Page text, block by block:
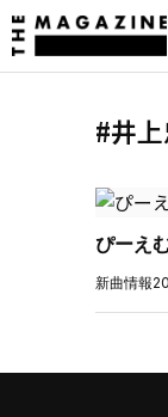
#井
ぴーえ
新曲情報